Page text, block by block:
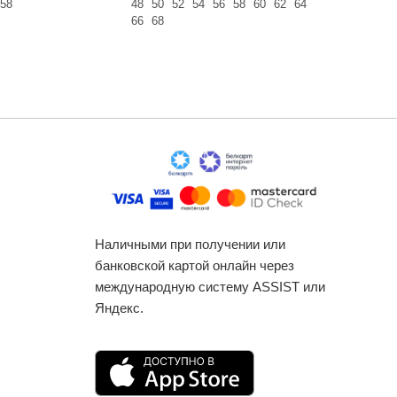
58
48
50 52 54 56 58 60 62
64
66
68
Наличными при получении или
банковской картой онлайн через
международную систему ASSIST или
Яндекс.